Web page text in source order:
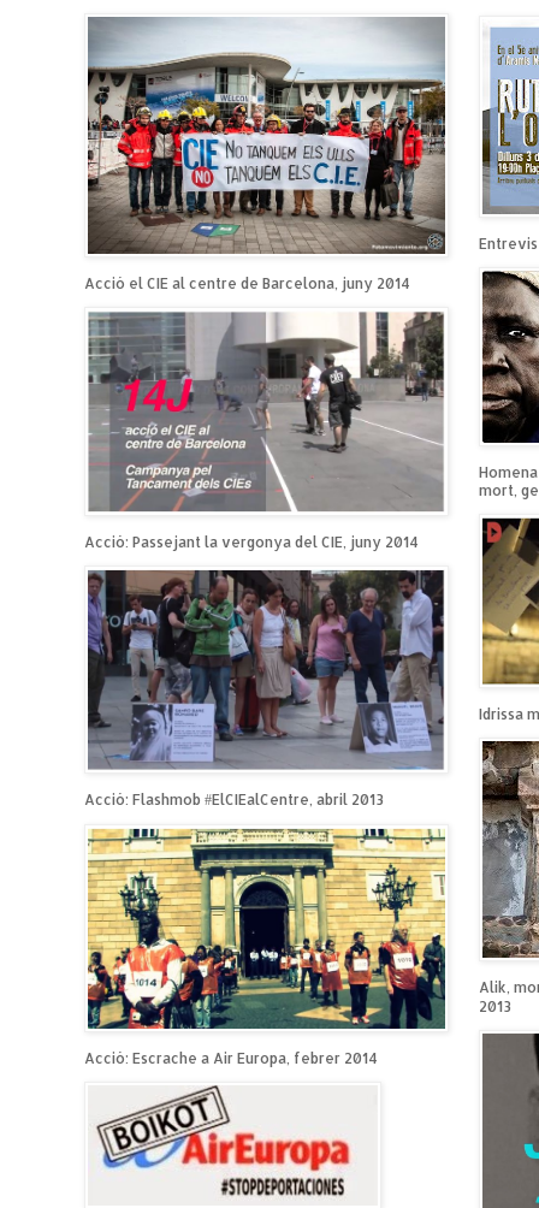
Acció el CIE al centre de Barcelona, juny 2014
Acció: Passejant la vergonya del CIE, juny 2014
Acció: Flashmob #ElCIEalCentre, abril 2013
Acció: Escrache a Air Europa, febrer 2014
mort,
Idrissa
Alik,
2013